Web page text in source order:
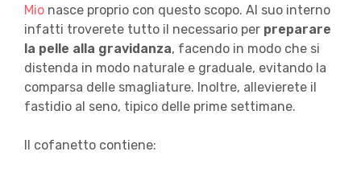
Mionasce proprio con questo scopo. Al suo interno
infatti troverete tutto il necessario per preparare
la pelle alla gravidanza, facendo in modo che si
distenda in modo naturale e graduale, evitando la
comparsa delle smagliature. Inoltre, allevierete il
fastidio al seno, tipico delle prime settimane.
Il cofanetto contiene: